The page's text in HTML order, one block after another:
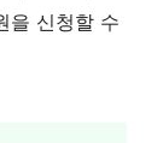
을 신청할 수